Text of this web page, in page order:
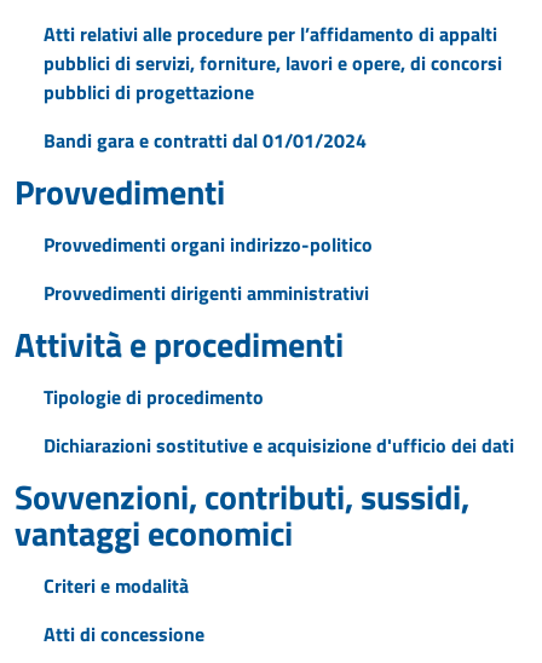
Atti relativi alle procedure per l’affidamento di appalti
pubblici di servizi, forniture, lavori e opere, di concorsi
pubblici di progettazione
Bandi gara e contratti dal 01/01/2024
Provvedimenti
Provvedimenti organi indirizzo-politico
Provvedimenti dirigenti amministrativi
Attività e procedimenti
Tipologie di procedimento
Dichiarazioni sostitutive e acquisizione d'ufficio dei dati
Sovvenzioni, contributi, sussidi,
vantaggi economici
Criteri e modalità
Atti di concessione